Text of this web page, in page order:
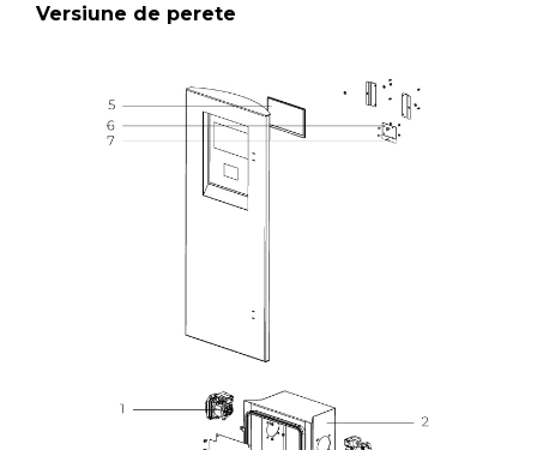
Versiune de perete